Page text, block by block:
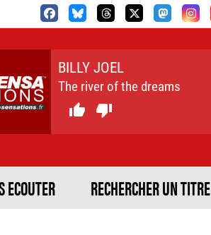
BILLY JOEL
The river of the dreams
 
ECOUTER RECHERCHER UN TITRE